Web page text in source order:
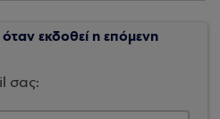
εκδοθεί η επόμενη
σας: